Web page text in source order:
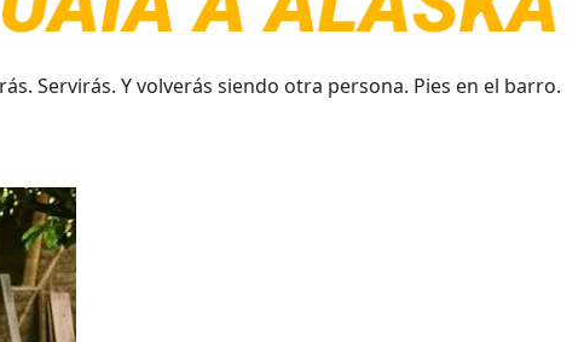
Servirás. Y volverás siendo otra persona. Pies en el barro.